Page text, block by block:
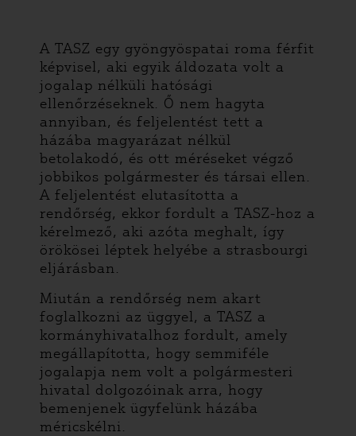
A TASZ egy gyöngyöspatai roma férfit
képvisel, aki egyik áldozata volt a
jogalap nélküli hatósági
ellenőrzéseknek. Ő nem hagyta
annyiban, és feljelentést tett a
házába magyarázat nélkül
betolakodó, és ott méréseket végző
jobbikos polgármester és társai ellen.
A feljelentést elutasította a
rendőrség, ekkor fordult a TASZ-hoz a
kérelmező, aki azóta meghalt, így
örökösei léptek helyébe a strasbourgi
eljárásban.
Miután a rendőrség nem akart
foglalkozni az üggyel, a TASZ a
kormányhivatalhoz fordult, amely
megállapította, hogy semmiféle
jogalapja nem volt a polgármesteri
hivatal dolgozóinak arra, hogy
bemenjenek ügyfelünk házába
méricskélni.